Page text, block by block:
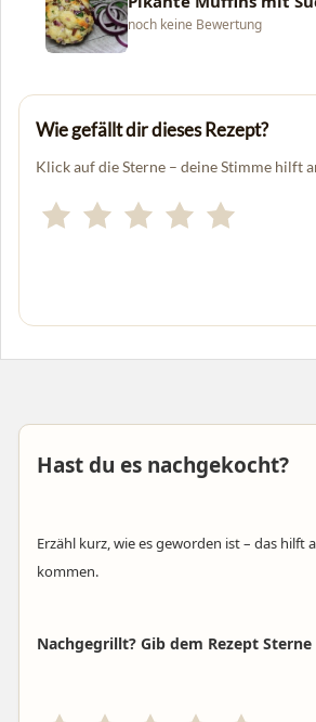
noch keine Bewertung
Wie gefällt dir dieses Rezept?
Klick auf die Sterne – deine Stimme hilft
Hast du es nachgekocht?
Erzähl kurz, wie es geworden ist – das hilft
kommen.
Nachgegrillt? Gib dem Rezept Sterne